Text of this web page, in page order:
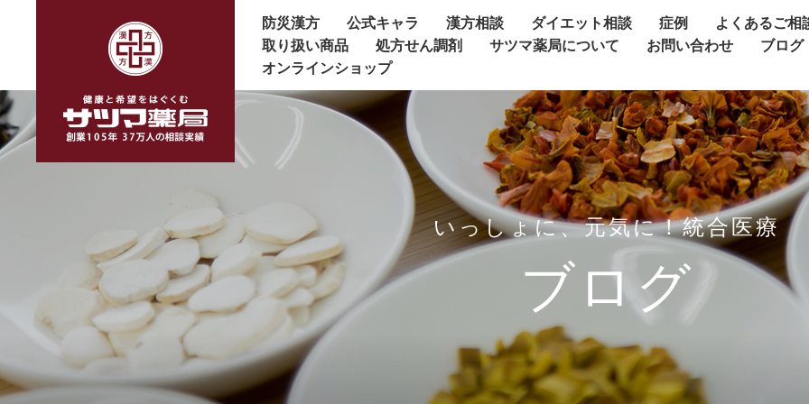
防災漢方 公式キャラ 漢方相談 ダイエット相談 症例
よくあるご相
取り扱い商品
処方せん調剤 サツマ薬局について お問い合わせ
ブログ
オンラインショップ
いっしょに、元気に！統合医療
ブログ